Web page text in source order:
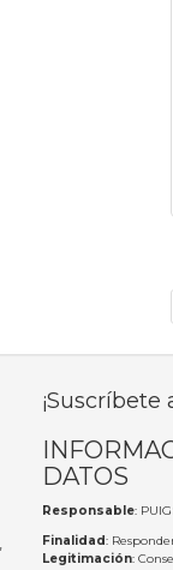
DATOS
Responsable:
Finalidad:
Legitimación: